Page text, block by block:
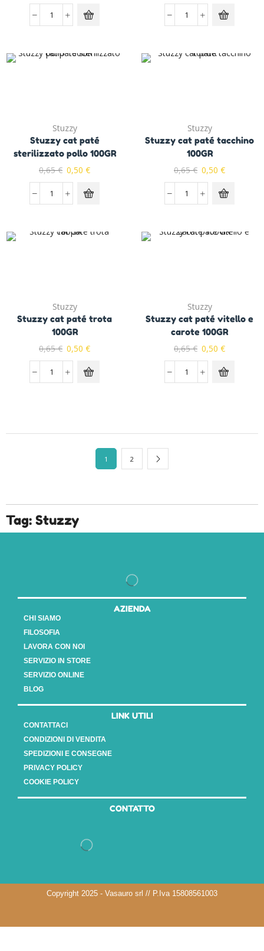
Stuzzy
Stuzzy cat paté
sterilizzato pollo 100GR
0,65€ 0,50 €
Stuzzy
Stuzzy cat paté tacchino
100GR
0,65€ 0,50 €
Stuzzy
Stuzzy cat paté trota
100GR
0,65€ 0,50 €
Stuzzy
Stuzzy cat paté vitello e
carote 100GR
0,65€ 0,50 €
1 2
Tag: Stuzzy
AZIENDA
CHI SIAMO
FILOSOFIA
LAVORA CON NOI
SERVIZIO IN STORE
SERVIZIO ONLINE
BLOG
LINK UTILI
CONTATTACI
CONDIZIONI DI VENDITA
SPEDIZIONI E CONSEGNE
PRIVACY POLICY
COOKIE POLICY
CONTATTO
Copyright 2025 - Vasauro srl // P.Iva 15808561003